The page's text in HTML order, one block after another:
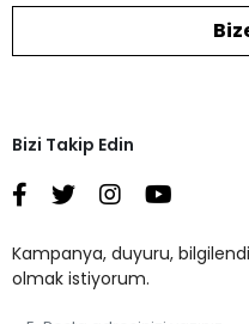
Bizi Takip Edin
Kampanya, duyuru,
olmak istiyorum.